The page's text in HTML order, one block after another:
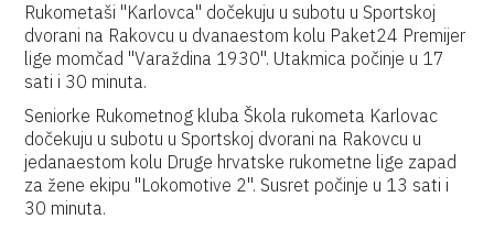
Rukometaši "Karlovca" dočekuju u subotu u Sportskoj
dvorani na Rakovcu u dvanaestom kolu Paket24 Premijer
lige momčad "Varaždina 1930". Utakmica počinje u 17
sati i 30 minuta.
Seniorke Rukometnog kluba Škola rukometa Karlovac
dočekuju u subotu u Sportskoj dvorani na Rakovcu u
jedanaestom kolu Druge hrvatske rukometne lige zapad
za žene ekipu "Lokomotive 2". Susret počinje u 13 sati i
30 minuta.